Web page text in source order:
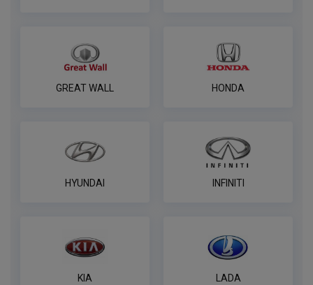
GREAT WALL HONDA
HYUNDAI INFINITI
KIA LADA